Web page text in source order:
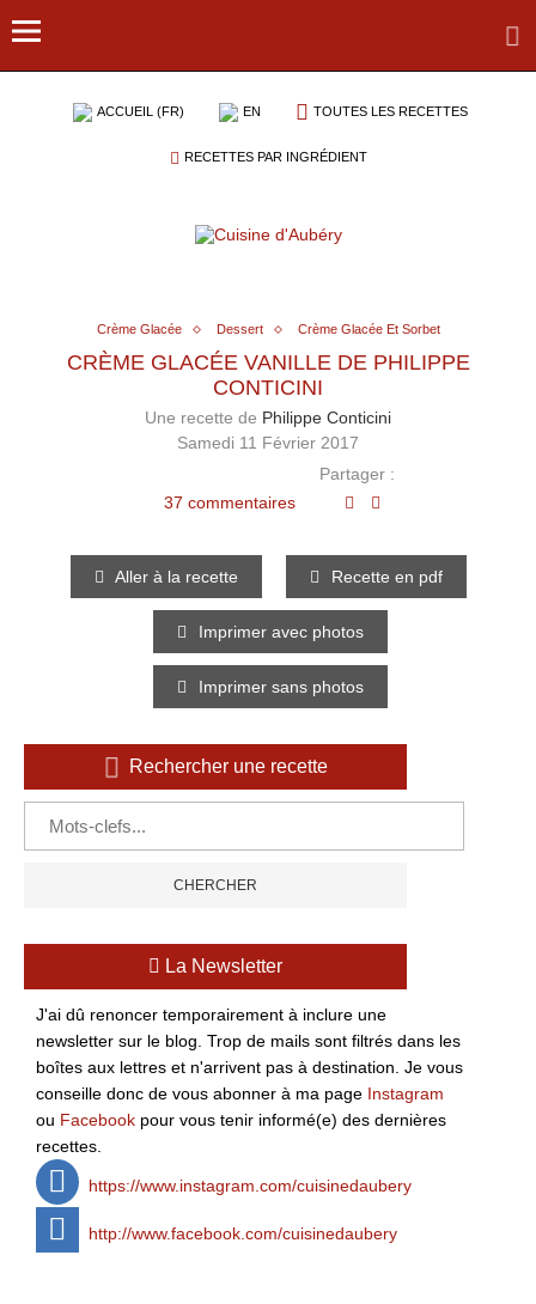
ACCUEIL (FR) EN TOUTES LES RECETTES
RECETTES PAR INGRÉDIENT
Crème Glacée Dessert Crème Glacée Et Sorbet
CRÈME GLACÉE VANILLE DE PHILIPPE
CONTICINI
Une recette de Philippe Conticini
Samedi 11 Février 2017
37 commentaires
Partager :
Aller à la recette Recette en pdf
Imprimer avec photos
Imprimer sans photos
Rechercher une recette
La Newsletter
J'ai dû renoncer temporairement à inclure une
newsletter sur le blog. Trop de mails sont filtrés dans les
boîtes aux lettres et n'arrivent pas à destination. Je vous
conseille donc de vous abonner à ma page Instagram
ou Facebook pour vous tenir informé(e) des dernières
recettes.
https://www.instagram.com/cuisinedaubery
http://www.facebook.com/cuisinedaubery